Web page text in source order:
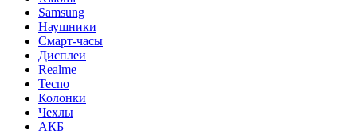
Samsung
Наушники
Смарт-часы
Дисплеи
Realme
Tecno
Колонки
Чехлы
АКБ